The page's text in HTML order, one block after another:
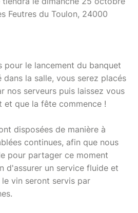
Feutres du Toulon, 24000
pour le lancement du banquet
dans la salle, vous serez placés
nos serveurs puis laissez vous
et que la fête commence !
disposées de manière à
continues, afin que nous
pour partager ce moment
d'assurer un service fluide et
vin seront servis par